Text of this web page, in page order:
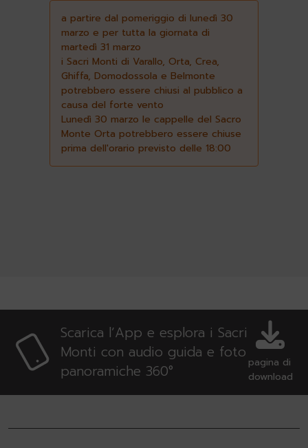
a partire dal pomeriggio di lunedì 30
marzo e per tutta la giornata di
martedì 31 marzo
i Sacri Monti di Varallo, Orta, Crea,
Ghiffa, Domodossola e Belmonte
potrebbero essere chiusi al pubblico a
causa del forte vento
Lunedì 30 marzo le cappelle del Sacro
Monte Orta potrebbero essere chiuse
prima dell'orario previsto delle 18:00
Scarica l’App e esplora i Sacri
Monti con audio guida e foto
panoramiche 360°
pagina di
download